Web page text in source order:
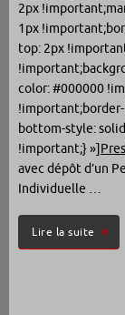
2px
1px
top: 2px
color: #000000
bottom-style:
!important;} »]
avec dépôt d’un
Individuelle …
Lire la suite